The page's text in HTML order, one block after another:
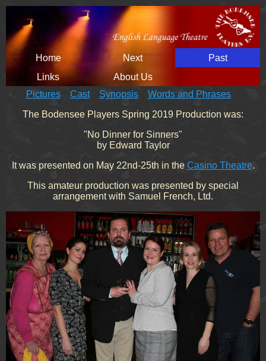
Skip
navigation
Home Next
Past
Links
About Us
Pictures
Cast Synopsis
Words and Phrases
The Bodensee Players Spring 2019 Production was:
"No Dinner for Sinners"
by Edward Taylor
It was presented on May 22nd-25th in the Casino Theatre.
This amateur production was presented by special
arrangement with Samuel French, Ltd.